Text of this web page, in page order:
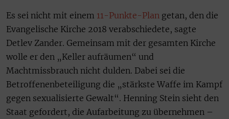
Es sei nicht mit einem 11-Punkte-Plan getan, den die
Evangelische Kirche 2018 verabschiedete, sagte
Detlev Zander. Gemeinsam mit der gesamten Kirche
wolle er den „Keller aufräumen“ und
Machtmissbrauch nicht dulden. Dabei sei die
Betroffenenbeteiligung die „stärkste Waffe im Kampf
gegen sexualisierte Gewalt“. Henning Stein sieht den
Staat gefordert, die Aufarbeitung zu übernehmen –